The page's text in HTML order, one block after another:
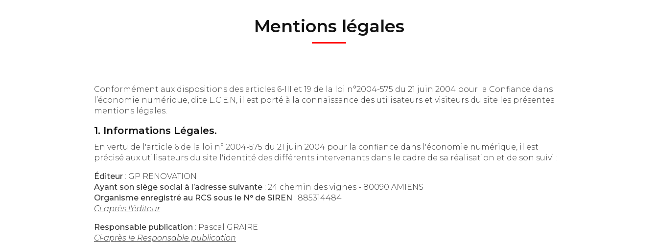
Mentions légales
Conformément aux dispositions des articles 6-III et 19 de la loi n°2004-575 du 21 juin 2004 pour la Confiance dans
l’économie numérique, dite L.C.E.N, il est porté à la connaissance des utilisateurs et visiteurs du site les présentes
mentions légales.
1. Informations Légales.
En vertu de l'article 6 de la loi n° 2004-575 du 21 juin 2004 pour la confiance dans l'économie numérique, il est
précisé aux utilisateurs du site l'identité des différents intervenants dans le cadre de sa réalisation et de son suivi :
Éditeur : GP RENOVATION
Ayant son siège social à l’adresse suivante : 24 chemin des vignes - 80090 AMIENS
Organisme enregistré au RCS sous le N° de SIREN : 885314484
Ci-après l'éditeur
Responsable publication : Pascal GRAIRE
Ci-après le Responsable publication